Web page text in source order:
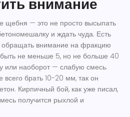
внимание
щебня — это не просто высыпать
и ждать чуда. Есть
внимание на фракцию
не меньше 5, но не больше 40
или наоборот — слабую смесь.
брать 10-20 мм, так он
Кирпичный бой, как уже писал,
получится рыхлой и